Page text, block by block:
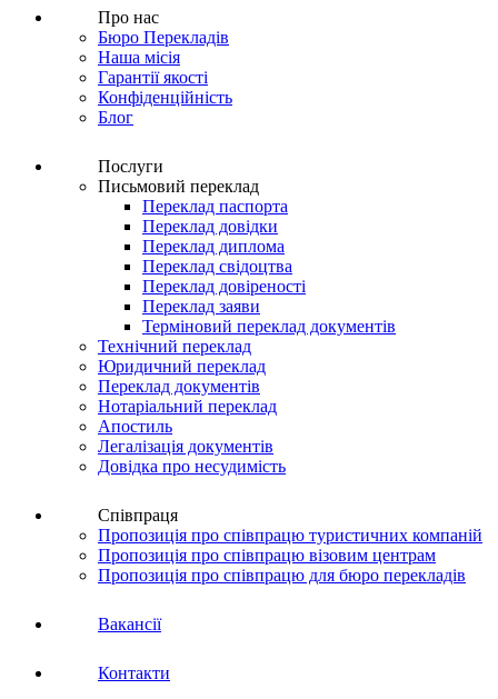
Про нас
Бюро Перекладів
Наша місія
Гарантії якості
Конфіденційність
Блог
Послуги
Письмовий переклад
Переклад паспорта
Переклад довідки
Переклад диплома
Переклад свідоцтва
Переклад довіреності
Переклад заяви
Терміновий переклад документів
Технічний переклад
Юридичний переклад
Переклад документів
Нотаріальний переклад
Апостиль
Легалізація документів
Довідка про несудимість
Співпраця
Пропозиція про співпрацю туристичних компаній
Пропозиція про співпрацю візовим центрам
Пропозиція про співпрацю для бюро перекладів
Вакансії
Контакти